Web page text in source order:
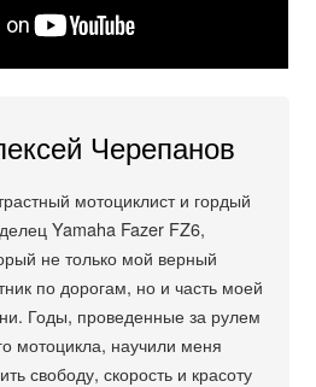
Черепанов
мотоциклист и гордый
Yamaha Fazer FZ6,
не только мой верный
по дорогам, но и часть моей
Годы, проведенные за рулем
мотоцикла, научили меня
свободу, скорость и красоту